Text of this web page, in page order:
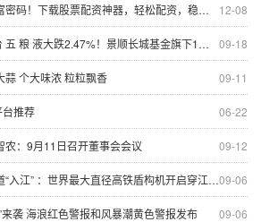
12-08
！下载股票配资神器，轻松配资，稳赚不赔
09-18
液大跌2.47%！景顺长城基金旗下1只基金持有
09-11
蒜 个大味浓 粒粒飘香
06-22
台推荐
09-12
农：9月11日召开董事会会议
09-06
江” ：世界最大直径高铁盾构机开启穿江之旅
09-06
袭 海浪红色警报和风暴潮黄色警报发布